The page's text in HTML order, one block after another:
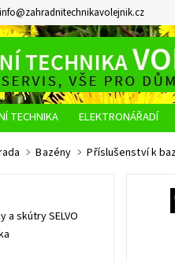
info@zahradnitechnikavolejnik.cz
TECHNIKA ELEKTRONÁŘADÍ
DOPRAVA A PLATBA
Bazény Příslušenství k
a skútry SELVO